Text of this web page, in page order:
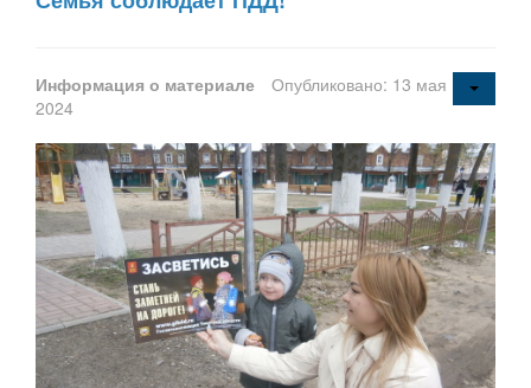
Информация о материале
Опубликовано: 13 мая
2024